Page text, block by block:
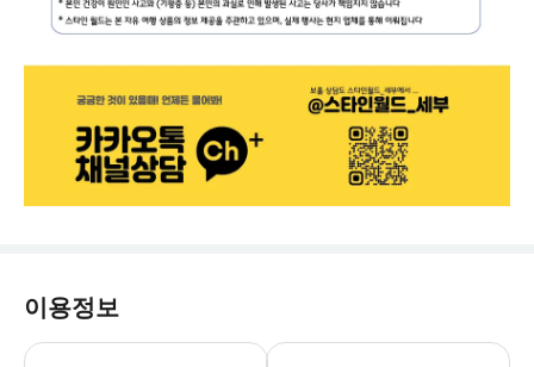
이용정보
준비물 - 수건 - 수영복 또는 레쉬가드